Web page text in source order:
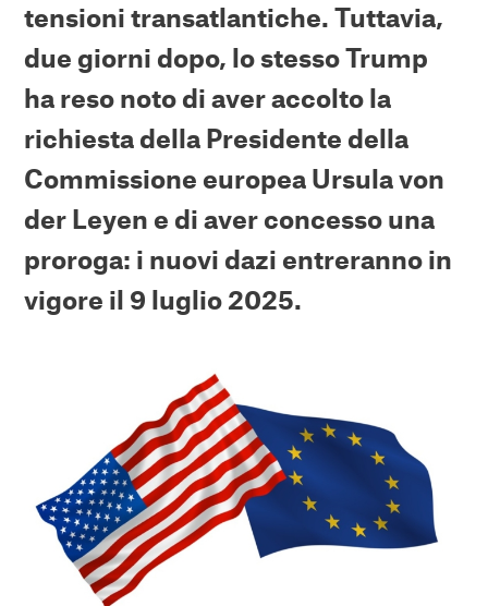
tensioni transatlantiche. Tuttavia,
due giorni dopo, lo stesso Trump
ha reso noto di aver accolto la
richiesta della Presidente della
Commissione europea Ursula von
der Leyen e di aver concesso una
proroga: i nuovi dazi entreranno in
vigore il 9 luglio 2025.